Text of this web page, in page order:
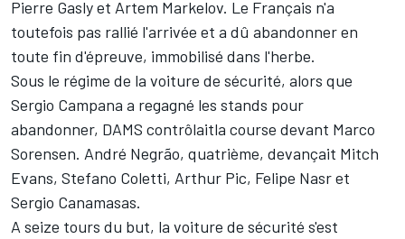
Pierre Gasly et Artem Markelov. Le Français n'a
toutefois pas rallié l'arrivée et a dû abandonner en
toute fin d'épreuve, immobilisé dans l'herbe.
Sous le régime de la voiture de sécurité, alors que
Sergio Campana a regagné les stands pour
abandonner, DAMS contrôlaitla course devant Marco
Sorensen. André Negrão, quatrième, devançait Mitch
Evans, Stefano Coletti, Arthur Pic, Felipe Nasr et
Sergio Canamasas.
A seize tours du but, la voiture de sécurité s'est